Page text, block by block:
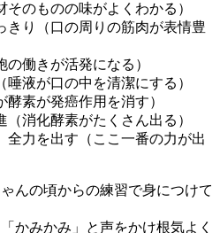
のものの味がよくわかる）
り（口の周りの筋肉が表情豊
働きが活発になる）
液が口の中を清潔にする）
素が発癌作用を消す）
消化酵素がたくさん出る）
力を出す（ここ一番の力が出
んの頃からの練習で身につけて
かみかみ」と声をかけ根気よく